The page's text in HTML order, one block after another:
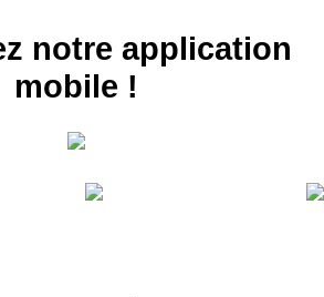
notre application
mobile !